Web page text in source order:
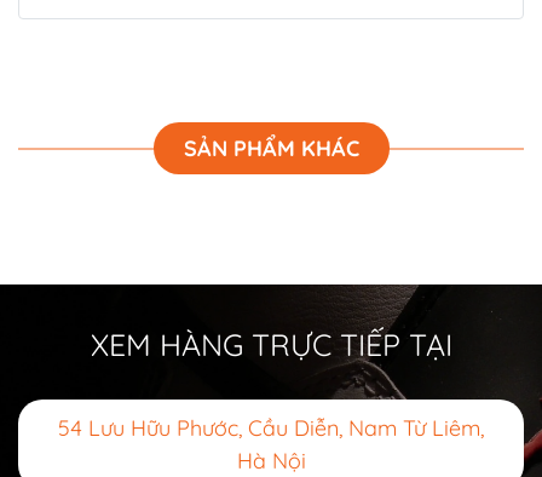
SẢN PHẨM KHÁC
XEM HÀNG TRỰC TIẾP TẠI
54 Lưu Hữu Phước, Cầu Diễn, Nam Từ Liêm,
Hà Nội